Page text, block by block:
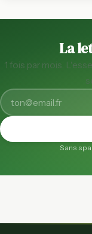
La
1 fois par mois.
Sans